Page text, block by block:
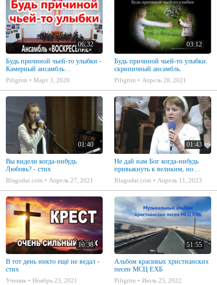
06:32
Будь причиной чьей-то улыбки -
Камерный ансамбль
"Воскресение"
Piligrim Март 3, 2020
03:12
Будь причиной чьей-то улыбки.
скрипичный ансамбль.
Piligrim
Апрель 28, 2021
01:40
Вы видели когда-нибудь
Любовь? - стих
Blagodat.com
Апрель 27, 2021
01:43
Не дай нам Бог когда-нибудь
привыкнуть к великим, но
простым дарам причастия - стих
Blagodat.com Апрель 11, 2023
10:38
В тот день никто ещё не ведал -
стих
Ученик
Ноябрь 23, 2021
51:55
Альбом красивых христианских
песен МСЦ ЕХБ
Piligrim
Июль 25, 2022